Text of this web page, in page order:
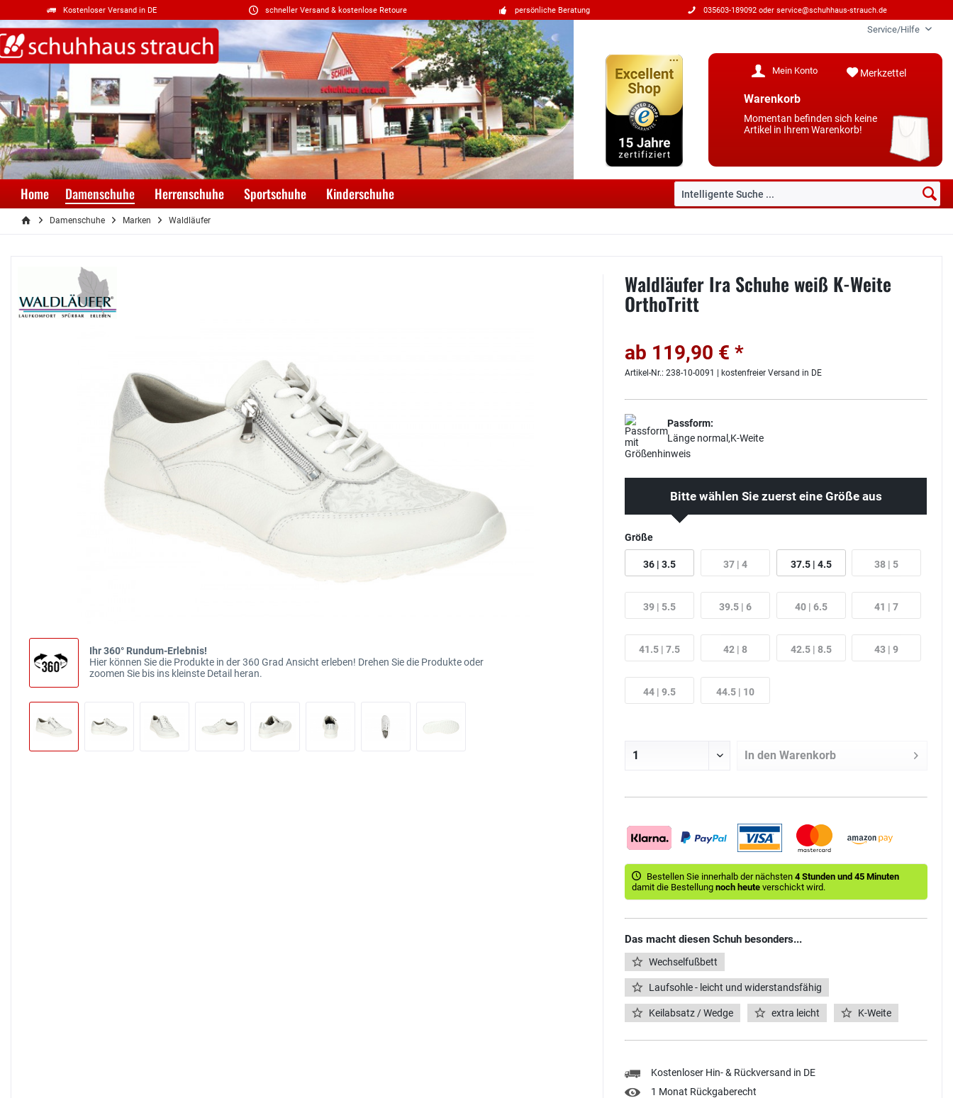
Kostenloser Versand in DE schneller Versand & kostenlose Retoure persönliche Beratung 035603-189092 oder service@schuhhaus-strauch.de
Service/Hilfe
Merkzettel
Mein Konto
Warenkorb
Momentan befinden sich keine
Artikel in Ihrem Warenkorb!
Home Damenschuhe Herrenschuhe Sportschuhe Kinderschuhe
Damenschuhe Marken Waldläufer
Ihr 360° Rundum-Erlebnis!
Hier können Sie die Produkte in der 360 Grad Ansicht erleben! Drehen Sie die Produkte oder
zoomen Sie bis ins kleinste Detail heran.
Waldläufer Ira Schuhe weiß K-Weite
OrthoTritt
ab 119,90 € *
Artikel-Nr.: 238-10-0091 | kostenfreier Versand in DE
Passform:
Länge normal,K-Weite
Bitte wählen Sie zuerst eine Größe aus
Größe
36 | 3.5 37 | 4 37.5 | 4.5 38 | 5
39 | 5.5 39.5 | 6 40 | 6.5 41 | 7
41.5 | 7.5 42 | 8 42.5 | 8.5 43 | 9
44 | 9.5 44.5 | 10
In den Warenkorb
Bestellen Sie innerhalb der nächsten4 Stunden und 45 Minuten
damit die Bestellungnoch heute verschickt wird.
Das macht diesen Schuh besonders...
Wechselfußbett
Laufsohle - leicht und widerstandsfähig
Keilabsatz / Wedge extra leicht K-Weite
Kostenloser Hin- & Rückversand in DE
1 Monat Rückgaberecht